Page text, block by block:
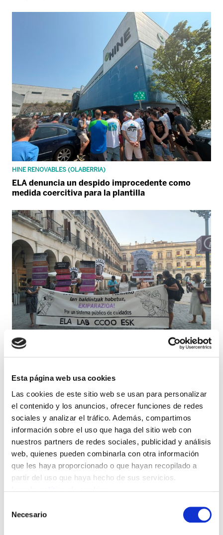
Esta página web usa cookies
Las cookies de este sitio web se usan para personalizar
el contenido y los anuncios, ofrecer funciones de redes
sociales y analizar el tráfico. Además, compartimos
información sobre el uso que haga del sitio web con
nuestros partners de redes sociales, publicidad y análisis
web, quienes pueden combinarla con otra información
que les haya proporcionado o que hayan recopilado a
partir del uso que haya hecho de sus servicios.
Necesario
HINE RENOVABLES (OLABERRIA)
ELA denuncia un despido improcedente como
medida coercitiva para la plantilla
ELA alcanza un preacuerdo para el nuevo convenio
COMERCIO TEXTIL Y CALZADO